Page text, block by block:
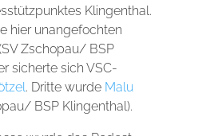
Klingenthal.
hier unangefochten
Zschopau/ BSP
sicherte sich VSC-
. Dritte wurdeMalu
BSP Klingenthal).